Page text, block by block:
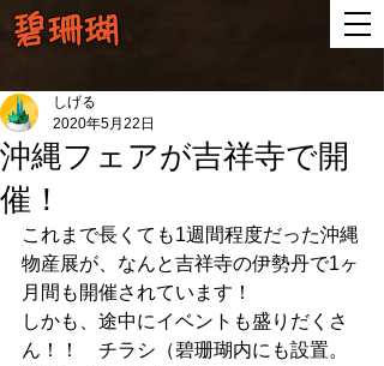
碧珊瑚
沖縄フェアが吉祥寺で開
催！
しげる
2020年5月22日
これまで長くても1週間程度だった沖縄
物産展が、なんと吉祥寺の伊勢丹で1ヶ
月間も開催されています！
しかも、途中にイベントも盛りだくさ
ん！！　チラシ（碧珊瑚内にも設置。